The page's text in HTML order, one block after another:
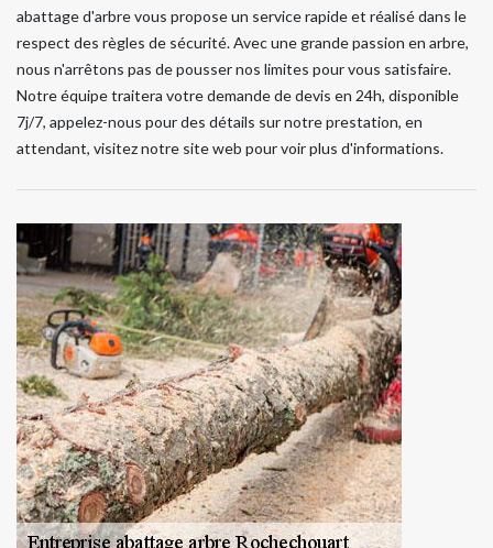
abattage d'arbre vous propose un service rapide et réalisé dans le
respect des règles de sécurité. Avec une grande passion en arbre,
nous n'arrêtons pas de pousser nos limites pour vous satisfaire.
Notre équipe traitera votre demande de devis en 24h, disponible
7j/7, appelez-nous pour des détails sur notre prestation, en
attendant, visitez notre site web pour voir plus d'informations.